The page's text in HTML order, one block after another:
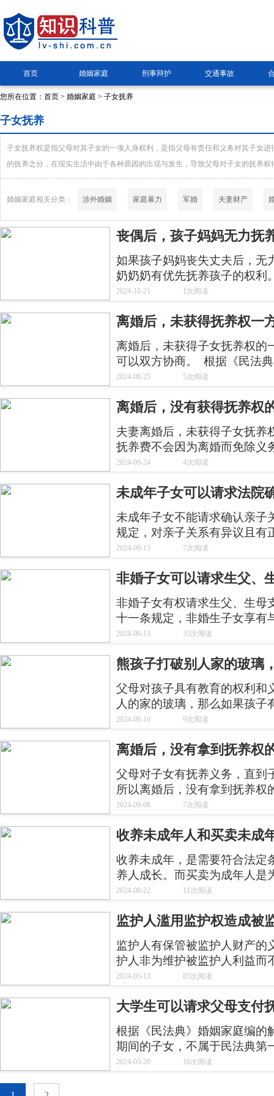
首页 婚姻家庭 刑事辩护 交通事故
您所在位置： 首页 > 婚姻家庭 > 子女抚养
子女抚养
子女抚养权是指父母对其子女的一项人身权利，是指父母有责任和义务对其子女
的抚养之分，在现实生活中由于各种原因的出现与发生，导致父母对子女的抚养权
婚姻家庭相关分类： 涉外婚姻 家庭暴力 军婚 夫妻财产
丧偶后，孩子妈妈无力抚
奶怎么办？
如果孩子妈妈丧失丈夫后，无
奶奶奶有优先抚养孩子的权利
定，配偶一方死亡，另一方送
2024-10-21 1次阅读
离婚后，未获得抚养权一
离婚后，未获得子女抚养权的
可以双方协商。  根据《民法
直接抚养子女的父或者母，有
父或者母探望子女，不利于子
2024-09-25 5次阅读
离婚后，没有获得抚养权
吗？
夫妻离婚后，未获得子女抚养
抚养费不会因为离婚而免除义
定，离婚后，子女由一方直接
院判决。前款规定的协议或者
2024-09-24 4次阅读
未成年子女可以请求法院
未成年子女不能请求确认亲子
规定，对亲子关系有异议且有
诉讼，请求确认或者否认亲子
2024-09-15 7次阅读
非婚子女可以请求生父、
非婚子女有权请求生父、生母
十一条规定，非婚生子女享有
不得加以危害和歧视。不直接
2024-09-13 35次阅读
熊孩子打破别人家的玻璃
父母对孩子具有教育的权利和
人的家的玻璃，那么如果孩
由父母承担民事赔偿责任。
2024-09-10 9次阅读
离婚后，没有拿到抚养权
父母对子女有抚养义务，直到
所以离婚后，没有拿到抚养权
2024-09-08 7次阅读
收养未成年人和买卖未成
收养未成年，是需要符合法定
养人成长。而买卖为成年人是
2024-08-22 11次阅读
监护人滥用监护权造成被
责任
监护人有保管被监护人财产的
护人非为维护被监护人利益而
护人合法权益的积极侵害，监
计算赔偿金额。
2024-05-13 85次阅读
大学生可以请求父母支付
根据《民法典》婚姻家庭编的
期间的子女，不属于民法典第
年子女”，也就是说上大学，
2024-03-20 16次阅读